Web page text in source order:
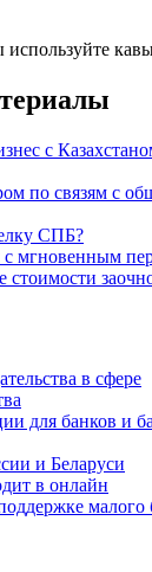
с
по связям с
СПБ?
мгновенным
стоимости
в сфере
для банков и
и Беларуси
в онлайн
малого